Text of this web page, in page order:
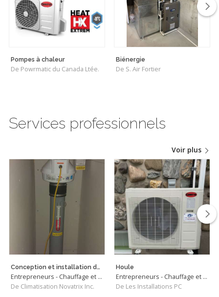
Pompes à chaleur
De Powrmatic du Canada Ltée.
Biénergie
De S. Air Fortier
Services professionnels
Voir plus
Conception et installation de systèmes d'atténuation du radon
Entrepreneurs - Chauffage et Climatisation
De Climatisation Novatrix Inc.
Houle
Entrepreneurs - Chauffage et Climatisation
De Les Installations PC